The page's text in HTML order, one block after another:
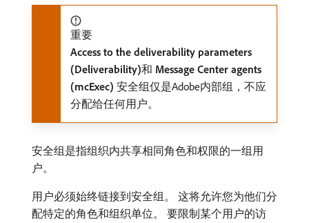
重要
Access to the deliverability parameters
(Deliverability)​和​ Message Center agents
(mcExec) ​安全组仅是Adobe内部组，不应
分配给任何用户。
安全组是指组织内共享相同角色和权限的一组用
户。
用户必须始终链接到安全组。 这将允许您为他们分
配特定的角色和组织单位。 要限制某个用户的访